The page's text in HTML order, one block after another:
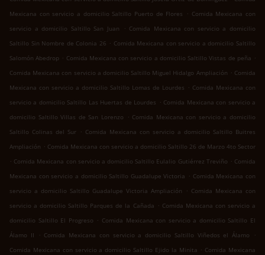
Mexicana con servicio a domicilio Saltillo Puerto de Flores
. Comida Mexicana con
servicio a domicilio Saltillo San Juan
. Comida Mexicana con servicio a domicilio
Saltillo Sin Nombre de Colonia 26 . Comida Mexicana con servicio a domicilio Saltillo
Salomón Abedrop . Comida Mexicana con servicio a domicilio Saltillo Vistas de peña .
Comida Mexicana con servicio a domicilio Saltillo Miguel Hidalgo Ampliación . Comida
Mexicana con servicio a domicilio Saltillo Lomas de Lourdes . Comida Mexicana con
servicio a domicilio Saltillo Las Huertas de Lourdes . Comida Mexicana con servicio a
domicilio Saltillo Villas de San Lorenzo
. Comida Mexicana con servicio a domicilio
Saltillo Colinas del Sur . Comida Mexicana con servicio a domicilio Saltillo Buitres
Ampliación . Comida Mexicana con servicio a domicilio Saltillo 26 de Marzo 4to Sector
. Comida Mexicana con servicio a domicilio Saltillo Eulalio Gutiérrez Treviño . Comida
Mexicana con servicio a domicilio Saltillo Guadalupe Victoria . Comida Mexicana con
servicio a domicilio Saltillo Guadalupe Victoria Ampliación
. Comida Mexicana con
servicio a domicilio Saltillo Parques de la Cañada . Comida Mexicana con servicio a
domicilio Saltillo El Progreso . Comida Mexicana con servicio a domicilio Saltillo El
Álamo II
. Comida Mexicana con servicio a domicilio Saltillo Viñedos el Álamo
.
Comida Mexicana con servicio a domicilio Saltillo Ejido la Minita . Comida Mexicana